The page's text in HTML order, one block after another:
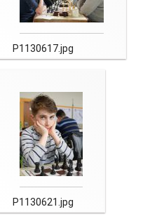
P1130617.jpg
P1130621.jpg